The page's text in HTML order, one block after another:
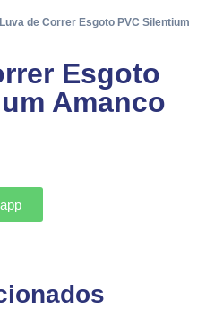
de Correr Esgoto PVC Silentium
Esgoto
Amanco